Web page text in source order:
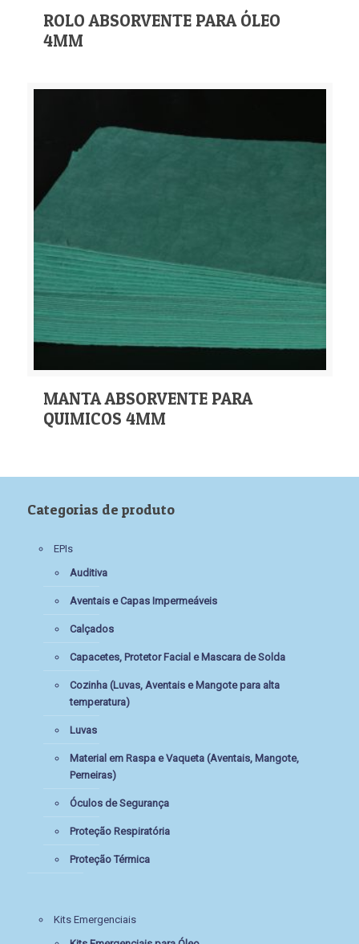
ROLO ABSORVENTE PARA ÓLEO
4MM
MANTA ABSORVENTE PARA
QUIMICOS 4MM
Categorias de produto
EPIs
Auditiva
Aventais e Capas Impermeáveis
Calçados
Capacetes, Protetor Facial e Mascara de Solda
Cozinha (Luvas, Aventais e Mangote para alta
temperatura)
Luvas
Material em Raspa e Vaqueta (Aventais, Mangote,
Perneiras)
Óculos de Segurança
Proteção Respiratória
Proteção Térmica
Kits Emergenciais